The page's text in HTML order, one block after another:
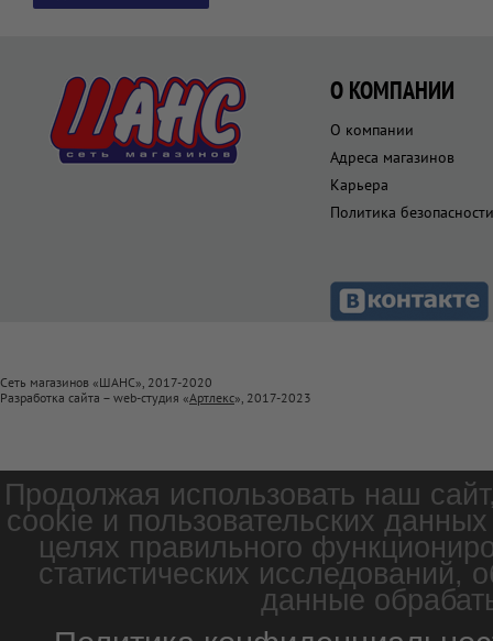
О КОМПАНИИ
О компании
Адреса магазинов
Карьера
Политика безопасности
Сеть магазинов «ШАНС», 2017-2020
Разработка сайта – web-студия «Артлекс», 2017-2023
Продолжая использовать наш
cookie и пользовательских
целях правильного
статистических
данные